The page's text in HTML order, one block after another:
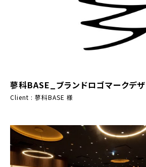
蓼科BASE_ブランドロゴマークデ
Client : 蓼科BASE 様